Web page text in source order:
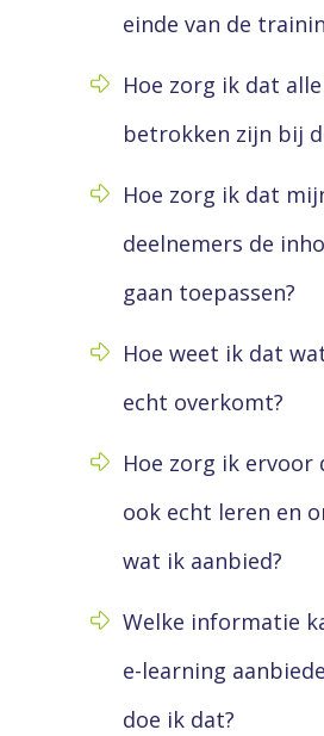
einde van de
Hoe zorg ik dat
betrokken zijn bij
Hoe zorg ik dat
deelnemers de
gaan toepassen?
Hoe weet ik dat
echt overkomt?
Hoe zorg ik ervoor
ook echt leren en
wat ik aanbied?
Welke informatie
e-learning
doe ik dat?